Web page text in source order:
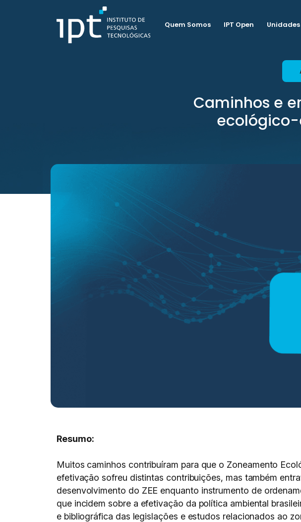
Quem Somos IPT Open Unidades
Caminhos e
ecológico-
Resumo:
Muitos caminhos contribuíram para que o Zoneamento
efetivação sofreu distintas contribuições, mas também
desenvolvimento do ZEE enquanto instrumento de
que incidem sobre a efetivação da política ambiental
e bibliográfica das legislações e estudos relacionados ao